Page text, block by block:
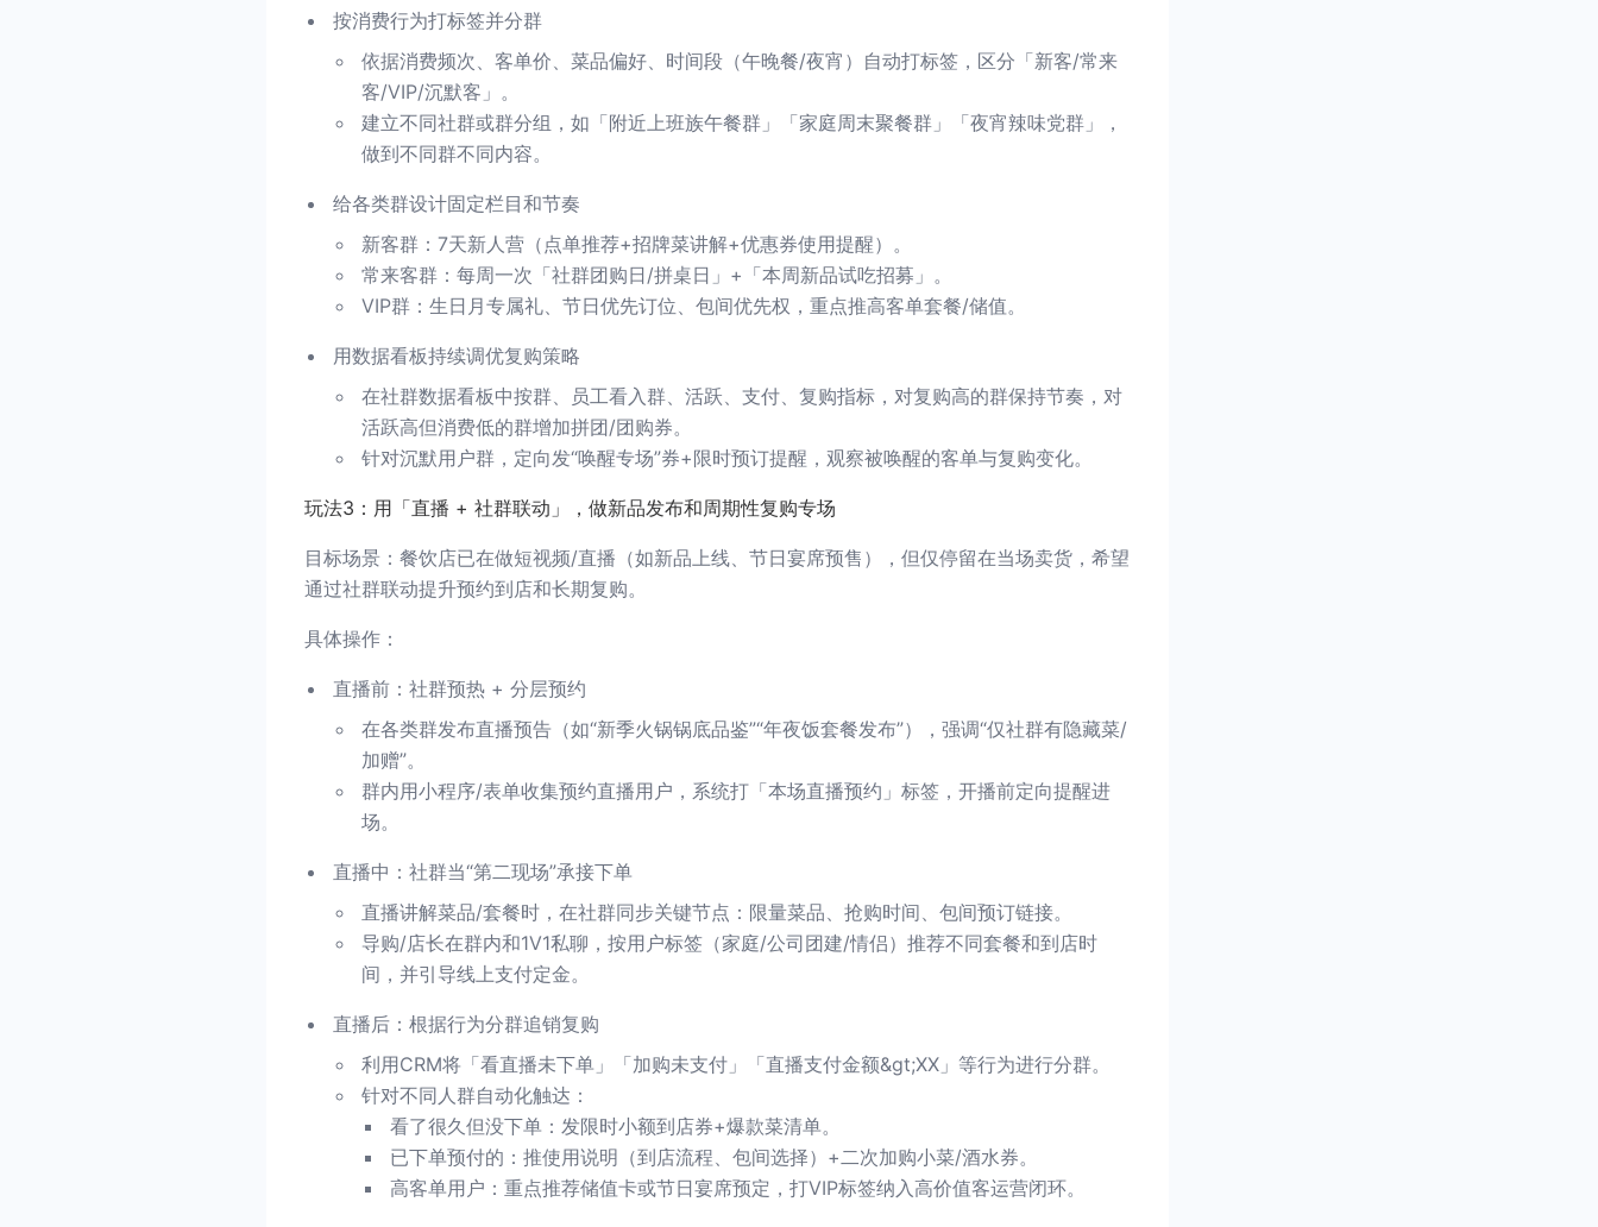
按消费行为打标签并分群
依据消费频次、客单价、菜品偏好、时间段（午晚餐/夜宵）自动打标签，区分「新客/常来
客/VIP/沉默客」。
建立不同社群或群分组，如「附近上班族午餐群」「家庭周末聚餐群」「夜宵辣味党群」，
做到不同群不同内容。
给各类群设计固定栏目和节奏
新客群：7天新人营（点单推荐+招牌菜讲解+优惠券使用提醒）。
常来客群：每周一次「社群团购日/拼桌日」+「本周新品试吃招募」。
VIP群：生日月专属礼、节日优先订位、包间优先权，重点推高客单套餐/储值。
用数据看板持续调优复购策略
在社群数据看板中按群、员工看入群、活跃、支付、复购指标，对复购高的群保持节奏，对
活跃高但消费低的群增加拼团/团购券。
针对沉默用户群，定向发“唤醒专场”券+限时预订提醒，观察被唤醒的客单与复购变化。
玩法3：用「直播 + 社群联动」，做新品发布和周期性复购专场
目标场景：餐饮店已在做短视频/直播（如新品上线、节日宴席预售），但仅停留在当场卖货，希望
通过社群联动提升预约到店和长期复购。
具体操作：
直播前：社群预热 + 分层预约
在各类群发布直播预告（如“新季火锅锅底品鉴”“年夜饭套餐发布”），强调“仅社群有隐藏菜/
加赠”。
群内用小程序/表单收集预约直播用户，系统打「本场直播预约」标签，开播前定向提醒进
场。
直播中：社群当“第二现场”承接下单
直播讲解菜品/套餐时，在社群同步关键节点：限量菜品、抢购时间、包间预订链接。
导购/店长在群内和1V1私聊，按用户标签（家庭/公司团建/情侣）推荐不同套餐和到店时
间，并引导线上支付定金。
直播后：根据行为分群追销复购
利用CRM将「看直播未下单」「加购未支付」「直播支付金额&gt;XX」等行为进行分群。
针对不同人群自动化触达：
看了很久但没下单：发限时小额到店券+爆款菜清单。
已下单预付的：推使用说明（到店流程、包间选择）+二次加购小菜/酒水券。
高客单用户：重点推荐储值卡或节日宴席预定，打VIP标签纳入高价值客运营闭环。